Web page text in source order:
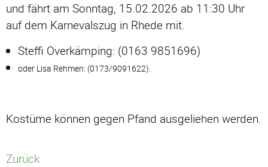
und fährt am Sonntag, 15.02.2026 ab 11:30 Uhr
auf dem Karnevalszug in Rhede mit.
Steffi Overkämping: (0163 9851696)
oder Lisa Rehmen: (0173/9091622).
Kostüme können gegen Pfand ausgeliehen werden.
Zurück